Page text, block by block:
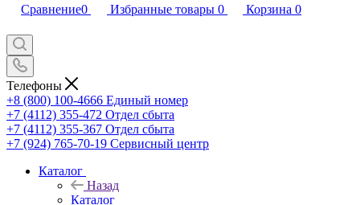
Сравнение0 Избранные товары 0 Корзина 0
Телефоны
+8 (800) 100-4666 Единый номер
+7 (4112) 355-472 Отдел сбыта
+7 (4112) 355-367 Отдел сбыта
+7 (924) 765-70-19 Сервисный центр
Каталог
Назад
Каталог